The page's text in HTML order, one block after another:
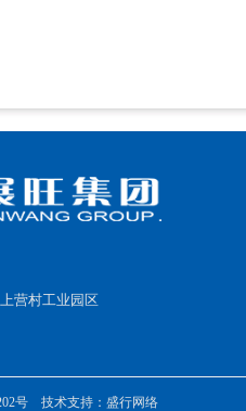
营村工业园区
号 技术支持： 盛行网络